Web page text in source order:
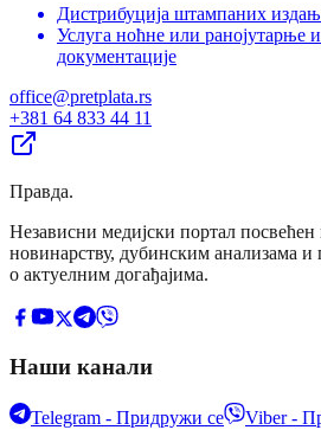
Дистрибуција штампаних
Услуга ноћне или ранојутарње
документације
office@pretplata.rs
+381 64 833 44 11
Правда.
Независни медијски портал
новинарству, дубинским анализама
о актуелним догађајима.
Наши канали
Telegram - Придружи се Viber -